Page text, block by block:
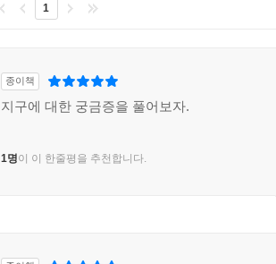
1
종이책
지구에 대한 궁금증을 풀어보자.
1명이 이 한줄평을 추천합니다.